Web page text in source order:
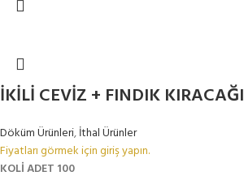
İKİLİ CEVİZ + FINDIK KIRACAĞI
Döküm Ürünleri,İthal Ürünler
Fiyatları görmek için giriş yapın.
KOLİ ADET 100